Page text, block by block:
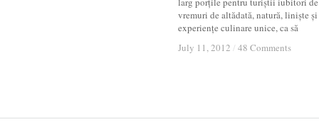
vremuri de altădată, natură, liniște și
experiențe culinare unice, ca să
July 11, 2012 / 48 Comments
July 11, 2012 / 48 Comments